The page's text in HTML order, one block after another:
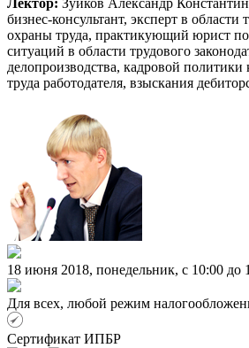
Лектор: Зуйков Александр
бизнес-консультант, эксперт в области
охраны труда, практикующий юрист
ситуаций в области трудового
делопроизводства, кадровой
труда работодателя, взыскания
18 июня 2018, понедельник, c 10:00 до
Для всех, любой режим
Сертификат ИПБР